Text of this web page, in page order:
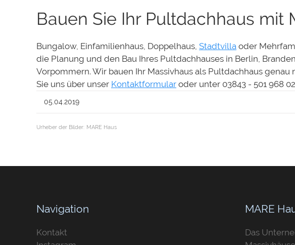
Bauen Sie Ihr Pultdachhaus mit
Bungalow, Einfamilienhaus, Doppelhaus, Stadtvilla oder
die Planung und den Bau Ihres Pultdachhauses in Berlin,
Vorpommern. Wir bauen Ihr Massivhaus als Pultdachhaus genau
Sie uns über unser Kontaktformular oder unter 03843 - 501 968
05.04.2019
Urheber der Bilder: MARE Haus
Navigation
Kontakt
MARE
Das